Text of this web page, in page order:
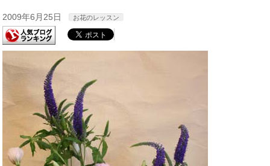
2009年6月25日 お花のレッスン